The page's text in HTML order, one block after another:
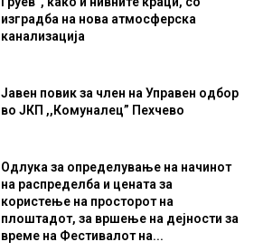
изградба на нова атмосферска
канализација
Јавен повик за член на Управен одбор
во ЈКП ,,Комуналец” Пехчево
Одлука за определување на начинот
на распределба и цената за
користење на просторот на
плоштадот, за вршење на дејности за
време на Фестивалот на...